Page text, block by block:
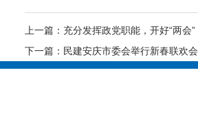
上一篇： 充分发挥政党职能，开好“两会”
下一篇： 民建安庆市委会举行新春联欢会